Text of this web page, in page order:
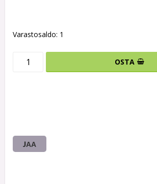
Varastosaldo: 1
OSTA
JAA